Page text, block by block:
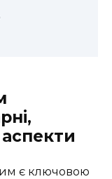
аспекти
є ключовою